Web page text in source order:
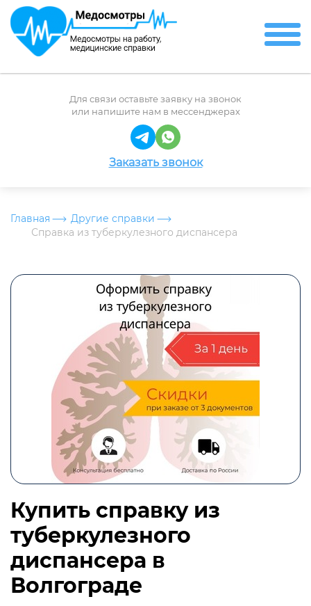
Для связи оставьте заявку на звонок
или напишите нам в мессенджерах
Заказать звонок
Главная
Другие справки
Справка из туберкулезного диспансера
Купить справку из
туберкулезного
диспансера в
Волгограде